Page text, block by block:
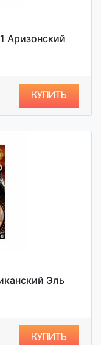
Аризонский
КУПИТЬ
Эль
КУПИТЬ